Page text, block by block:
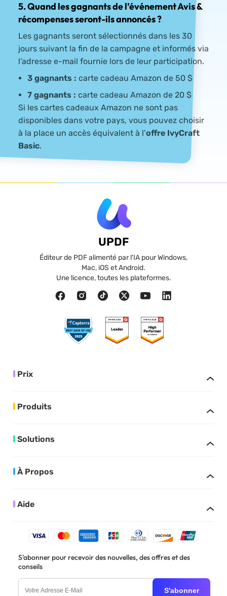
5. Quand les gagnants de l’événement Avis &
récompenses seront-ils annoncés ?
Les gagnants seront sélectionnés dans les 30
jours suivant la fin de la campagne et informés via
l’adresse e-mail fournie lors de leur participation.
3 gagnants : carte cadeau Amazon de 50 $
7 gagnants : carte cadeau Amazon de 20 $
Si les cartes cadeaux Amazon ne sont pas
disponibles dans votre pays, vous pouvez choisir
à la place un accès équivalent à l’offre IvyCraft
Basic.
UPDF
Éditeur de PDF alimenté par l'IA pour Windows,
Mac, iOS et Android.
Une licence, toutes les plateformes.
Prix
Produits
Solutions
À Propos
Aide
S'abonner pour recevoir des nouvelles, des offres et des
conseils
S'abonner